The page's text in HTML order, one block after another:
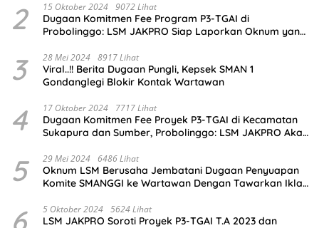
2 15 Oktober 2024 9072 Lihat
Dugaan Komitmen Fee Program P3-TGAI di
Probolinggo: LSM JAKPRO Siap Laporkan Oknum yang
3 28 Mei 2024 8917 Lihat
Viral..!! Berita Dugaan Pungli, Kepsek SMAN 1
Gondanglegi Blokir Kontak Wartawan
4 17 Oktober 2024 7717 Lihat
Dugaan Komitmen Fee Proyek P3-TGAI di Kecamatan
Sukapura dan Sumber, Probolinggo: LSM JAKPRO Akan
5 29 Mei 2024 6486 Lihat
Oknum LSM Berusaha Jembatani Dugaan Penyuapan
Komite SMANGGI ke Wartawan Dengan Tawarkan Iklan
5 Oktober 2024 5624 Lihat
LSM JAKPRO Soroti Proyek P3-TGAI T.A 2023 dan